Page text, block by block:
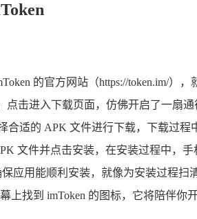
的官方网站（https://token.im/）
点击进入下载页面，仿佛开启了一扇通
合适的 APK 文件进行下载，下载过程
文件并点击安装，在安装过程中，
应用能顺利安装，就像为安装过程扫
上找到 imToken 的图标，它将陪伴你